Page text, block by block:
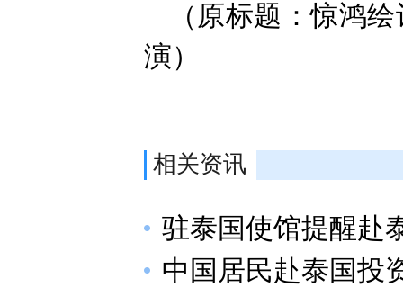
（原标题：惊鸿
演）
相关资讯
驻泰国使馆提醒赴
中国居民赴泰国投